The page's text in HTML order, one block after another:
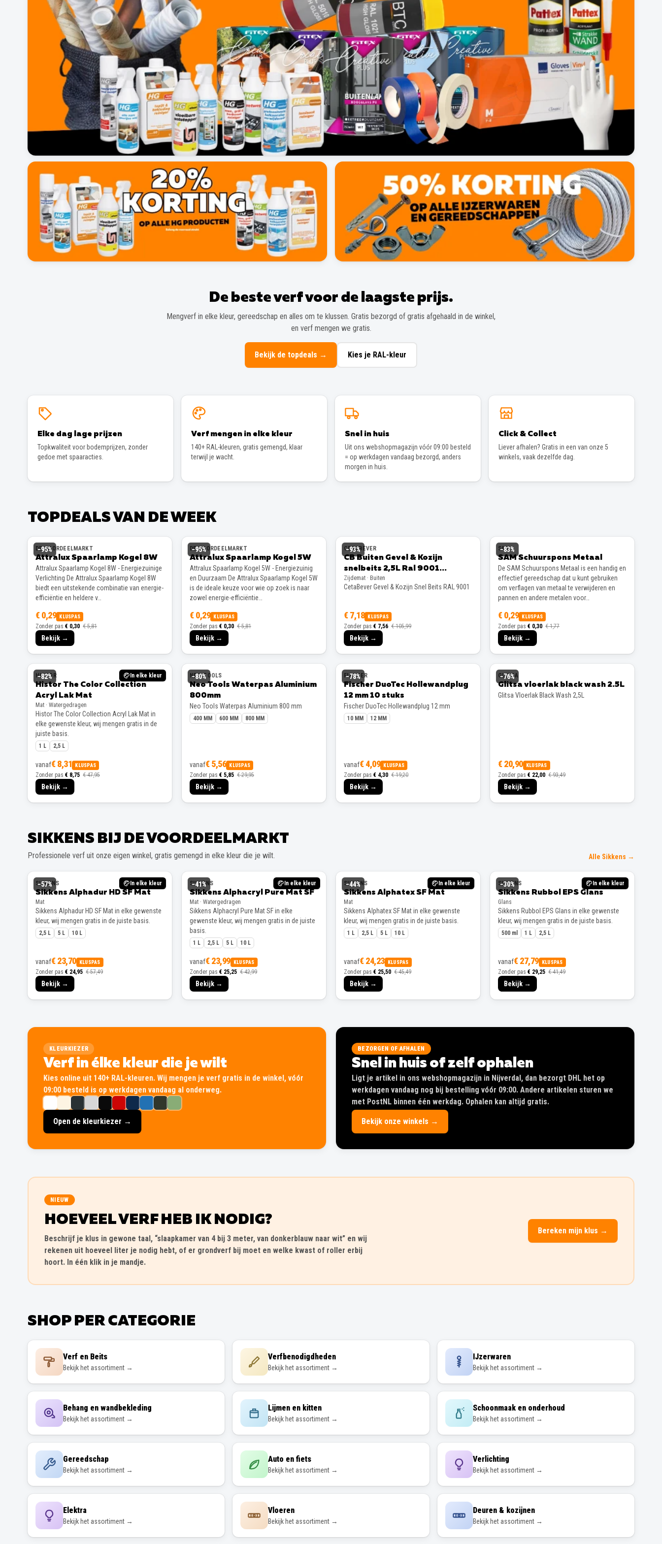
De beste verf voor de laagste prijs.
Mengverf in elke kleur, gereedschap en alles om te klussen. Gratis bezorgd of gratis afgehaald in de winkel,
en verf mengen we gratis.
Bekijk de topdeals → Kies je RAL-kleur
Elke dag lage prijzen
Topkwaliteit voor bodemprijzen, zonder
gedoe met spaaracties.
Verf mengen in elke kleur
140+ RAL-kleuren, gratis gemengd, klaar
terwijl je wacht.
Snel in huis
Uit ons webshopmagazijn vóór 09:00 besteld
= op werkdagen vandaag bezorgd, anders
morgen in huis.
Click & Collect
Liever afhalen? Gratis in een van onze 5
winkels, vaak dezelfde dag.
TOPDEALS VAN DE WEEK
−95%
DE VOORDEELMARKT
Attralux Spaarlamp Kogel 8W
Attralux Spaarlamp Kogel 8W - Energiezuinige
Verlichting De Attralux Spaarlamp Kogel 8W
biedt een uitstekende combinatie van energie-
efficiëntie en heldere v…
€ 0,29 KLUSPAS
Zonder pas € 0,30 € 5,81
Bekijk →
−95%
DE VOORDEELMARKT
Attralux Spaarlamp Kogel 5W
Attralux Spaarlamp Kogel 5W - Energiezuinig
en Duurzaam De Attralux Spaarlamp Kogel 5W
is de ideale keuze voor wie op zoek is naar
zowel energie-efficiëntie…
€ 0,29 KLUSPAS
Zonder pas € 0,30 € 5,81
Bekijk →
−93%
CETABEVER
CB Buiten Gevel & Kozijn
snelbeits 2,5L Ral 9001
Zijdemat
Zijdemat · Buiten
CetaBever Gevel & Kozijn Snel Beits RAL 9001
€ 7,18 KLUSPAS
Zonder pas € 7,56 € 105,99
Bekijk →
−83%
SAM
SAM Schuurspons Metaal
De SAM Schuurspons Metaal is een handig en
effectief gereedschap dat u kunt gebruiken
om verflagen van metaal te verwijderen en
pannen en andere metalen voor…
€ 0,29 KLUSPAS
Zonder pas € 0,30 € 1,77
Bekijk →
−82% In elke kleur
HISTOR
Histor The Color Collection
Acryl Lak Mat
Mat · Watergedragen
Histor The Color Collection Acryl Lak Mat in
elke gewenste kleur, wij mengen gratis in de
juiste basis.
1 L 2,5 L
vanaf€ 8,31 KLUSPAS
Zonder pas € 8,75 € 47,95
Bekijk →
−80%
NEO TOOLS
Neo Tools Waterpas Aluminium
800mm
Neo Tools Waterpas Aluminium 800 mm
400 MM 600 MM 800 MM
vanaf€ 5,56 KLUSPAS
Zonder pas € 5,85 € 29,95
Bekijk →
−78%
FISCHER
Fischer DuoTec Hollewandplug
12 mm 10 stuks
Fischer DuoTec Hollewandplug 12 mm
10 MM 12 MM
vanaf€ 4,09 KLUSPAS
Zonder pas € 4,30 € 19,20
Bekijk →
−76%
GLITSA
Glitsa vloerlak black wash 2.5L
Glitsa Vloerlak Black Wash 2,5L
€ 20,90 KLUSPAS
Zonder pas € 22,00 € 93,49
Bekijk →
SIKKENS BIJ DE VOORDEELMARKT
Professionele verf uit onze eigen winkel, gratis gemengd in elke kleur die je wilt. Alle Sikkens →
−57% In elke kleur
SIKKENS
Sikkens Alphadur HD SF Mat
Mat
Sikkens Alphadur HD SF Mat in elke gewenste
kleur, wij mengen gratis in de juiste basis.
2,5 L 5 L 10 L
vanaf€ 23,70 KLUSPAS
Zonder pas € 24,95 € 57,49
Bekijk →
−41% In elke kleur
SIKKENS
Sikkens Alphacryl Pure Mat SF
Mat · Watergedragen
Sikkens Alphacryl Pure Mat SF in elke
gewenste kleur, wij mengen gratis in de juiste
basis.
1 L 2,5 L 5 L 10 L
vanaf€ 23,99 KLUSPAS
Zonder pas € 25,25 € 42,99
Bekijk →
−44% In elke kleur
SIKKENS
Sikkens Alphatex SF Mat
Mat
Sikkens Alphatex SF Mat in elke gewenste
kleur, wij mengen gratis in de juiste basis.
1 L 2,5 L 5 L 10 L
vanaf€ 24,23 KLUSPAS
Zonder pas € 25,50 € 45,49
Bekijk →
−30% In elke kleur
SIKKENS
Sikkens Rubbol EPS Glans
Glans
Sikkens Rubbol EPS Glans in elke gewenste
kleur, wij mengen gratis in de juiste basis.
500 ml 1 L 2,5 L
vanaf€ 27,79 KLUSPAS
Zonder pas € 29,25 € 41,49
Bekijk →
KLEURKIEZER
Verf in élke kleur die je wilt
Kies online uit 140+ RAL-kleuren. Wij mengen je verf gratis in de winkel, vóór
09:00 besteld is op werkdagen vandaag al onderweg.
Open de kleurkiezer →
BEZORGEN OF AFHALEN
Snel in huis of zelf ophalen
Ligt je artikel in ons webshopmagazijn in Nijverdal, dan bezorgt DHL het op
werkdagen vandaag nog bij bestelling vóór 09:00. Andere artikelen sturen we
met PostNL binnen één werkdag. Ophalen kan altijd gratis.
Bekijk onze winkels →
NIEUW
HOEVEEL VERF HEB IK NODIG?
Beschrijf je klus in gewone taal, “slaapkamer van 4 bij 3 meter, van donkerblauw naar wit” en wij
rekenen uit hoeveel liter je nodig hebt, of er grondverf bij moet en welke kwast of roller erbij
hoort. In één klik in je mandje.
Bereken mijn klus →
SHOP PER CATEGORIE
Verf en Beits
Bekijk het assortiment →
Verfbenodigdheden
Bekijk het assortiment →
IJzerwaren
Bekijk het assortiment →
Behang en wandbekleding
Bekijk het assortiment →
Lijmen en kitten
Bekijk het assortiment →
Schoonmaak en onderhoud
Bekijk het assortiment →
Gereedschap
Bekijk het assortiment →
Auto en fiets
Bekijk het assortiment →
Verlichting
Bekijk het assortiment →
Elektra
Bekijk het assortiment →
Vloeren
Bekijk het assortiment →
Deuren & kozijnen
Bekijk het assortiment →